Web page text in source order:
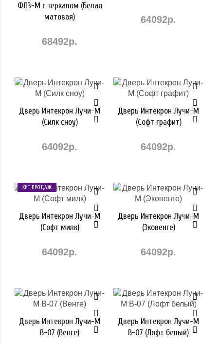
ФЛЗ-М с зеркалом (Белая
матовая)
68492р.
64092р.
Дверь Интекрон Лучи-М
(Силк сноу)
64092р.
Дверь Интекрон Лучи-М
(Софт графит)
64092р.
ХИТ ПРОДАЖ
Дверь Интекрон Лучи-М
(Софт милк)
64092р.
Дверь Интекрон Лучи-М
(Эковенге)
64092р.
Дверь Интекрон Лучи-М
В-07 (Венге)
Дверь Интекрон Лучи-М
В-07 (Лофт белый)